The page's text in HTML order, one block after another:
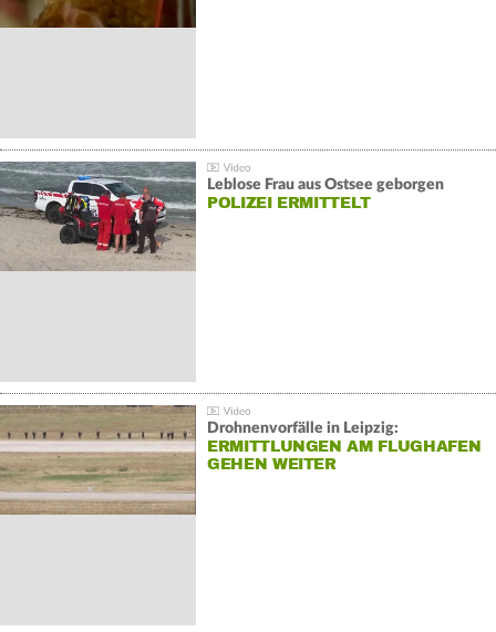
Leblose Frau aus Ostsee geborgen
POLIZEI ERMITTELT
Drohnenvorfälle in Leipzig:
ERMITTLUNGEN AM FLUGHAFEN
GEHEN WEITER